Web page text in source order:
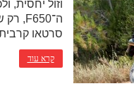
וזול יחסית,
סרטאו
קרא עוד